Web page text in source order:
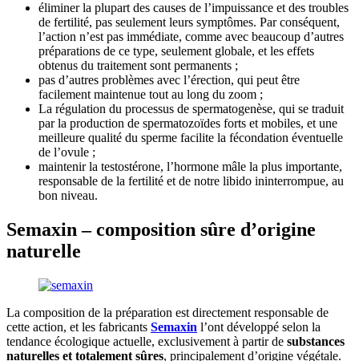
éliminer la plupart des causes de l’impuissance et des troubles
de fertilité, pas seulement leurs symptômes. Par conséquent,
l’action n’est pas immédiate, comme avec beaucoup d’autres
préparations de ce type, seulement globale, et les effets
obtenus du traitement sont permanents ;
pas d’autres problèmes avec l’érection, qui peut être
facilement maintenue tout au long du zoom ;
La régulation du processus de spermatogenèse, qui se traduit
par la production de spermatozoïdes forts et mobiles, et une
meilleure qualité du sperme facilite la fécondation éventuelle
de l’ovule ;
maintenir la testostérone, l’hormone mâle la plus importante,
responsable de la fertilité et de notre libido ininterrompue, au
bon niveau.
Semaxin – composition sûre d’origine
naturelle
La composition de la préparation est directement responsable de
cette action, et les fabricants Semaxin l’ont développé selon la
tendance écologique actuelle, exclusivement à partir de substances
naturelles et totalement sûres, principalement d’origine végétale.